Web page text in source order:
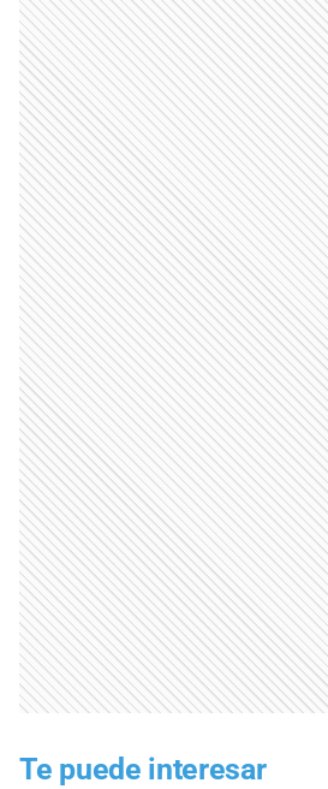
Te puede interesar